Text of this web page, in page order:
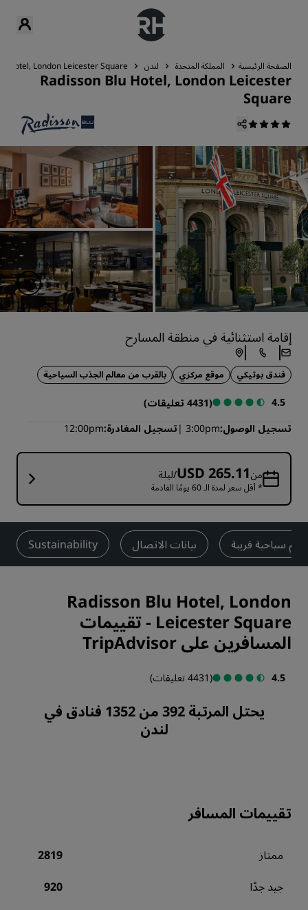
الصفحة الرئيسية المملكة المتحدة لندن Hotel, London Leicester Square
Radisson Blu Hotel, London Leicester
Square
إقامة استثنائية في منطقة المسارح
فندق بوتيكي موقع مركزي بالقرب من معالم الجذب السياحية
4.5
(4431 تعليقات)
تسجيل الوصول 3:00pm تسجيل المغادرة 12:00pm
منUSD 265.11/ليلة
* أقل سعر لمدة الـ 60 يومًا القادمة
سياحية قريبة بيانات الاتصال Sustainability
Radisson Blu Hotel, London
Leicester Square
-تقييمات
المسافرين على TripAdvisor
4.5 (4431 تعليقات)
يحتل المرتبة 392 من 1352 فنادق في
لندن
تقييمات المسافر
ممتاز 2819
جيد جدًا 920